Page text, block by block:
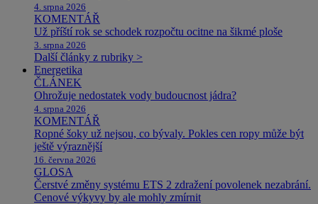
4. srpna 2026
KOMENTÁŘ
Už příští rok se schodek rozpočtu ocitne na šikmé ploše
3. srpna 2026
Další články z rubriky >
Energetika
ČLÁNEK
Ohrožuje nedostatek vody budoucnost jádra?
4. srpna 2026
KOMENTÁŘ
Ropné šoky už nejsou, co bývaly. Pokles cen ropy může být
ještě výraznější
16. června 2026
GLOSA
Čerstvé změny systému ETS 2 zdražení povolenek nezabrání.
Cenové výkyvy by ale mohly zmírnit